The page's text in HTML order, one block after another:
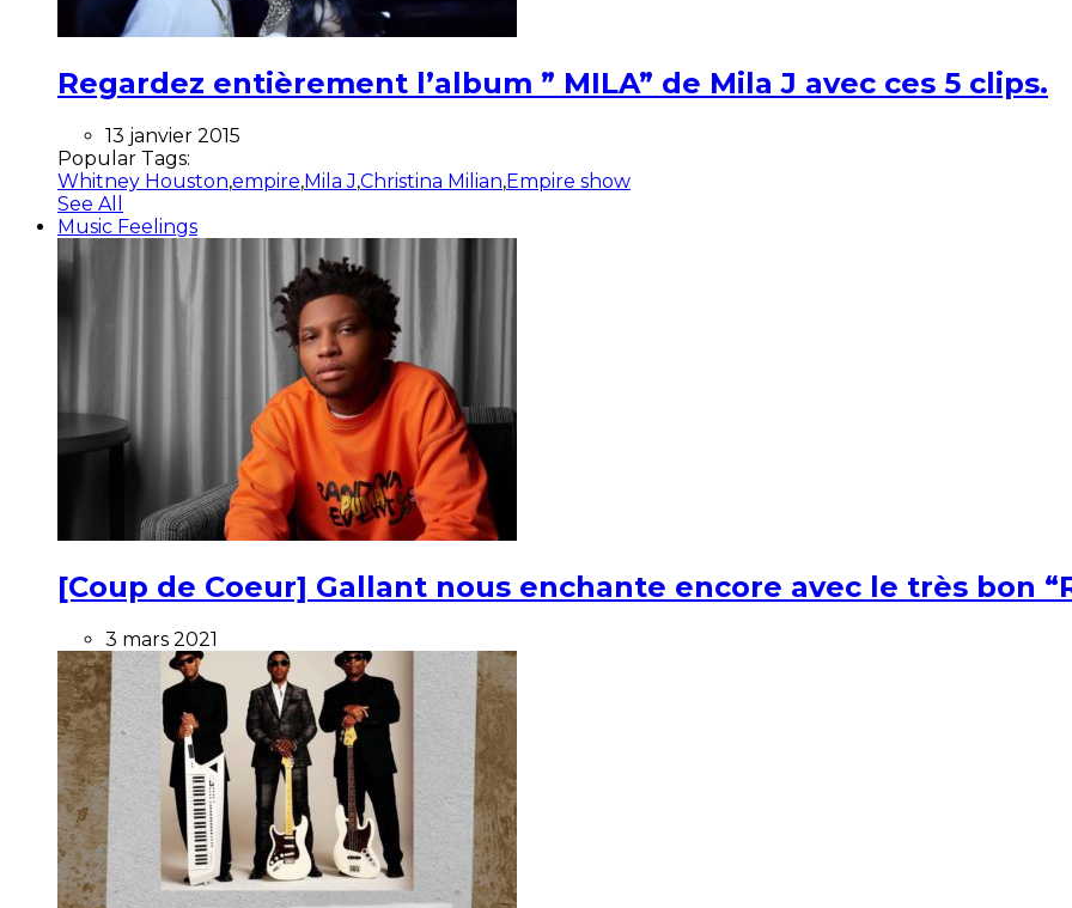
Regardez entièrement l’album ” MILA” de Mila J avec ces 5 clips.
13 janvier 2015
Popular Tags:
Whitney Houston,empire,Mila J,Christina Milian,Empire show
See All
Music Feelings
[Coup de Coeur] Gallant nous enchante encore avec le très bon
3 mars 2021